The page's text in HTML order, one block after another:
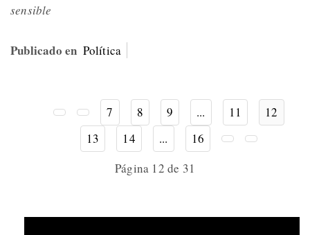
sensible
Publicado en Política
7 8 9 ... 11
12
13
14 ...
16
Página 12 de 31